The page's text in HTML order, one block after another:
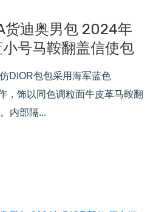
货迪奥男包 2024年
号马鞍翻盖信使包
DIOR包包采用海军蓝色
，饰以同色调粒面牛皮革马鞍翻
内部隔...